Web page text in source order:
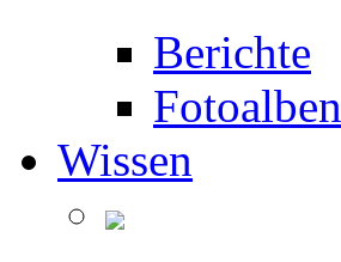
Berichte
Fotoalben
Wissen